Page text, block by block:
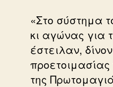
«Στο σύστημα
κι αγώνας για
έστειλαν,
της